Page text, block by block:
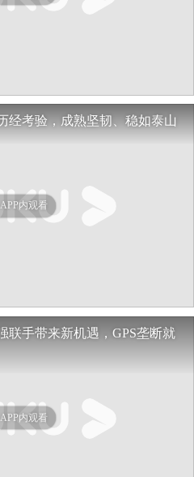
经考验，成熟坚韧、稳如泰山
APP内观看
联手带来新机遇，GPS垄断就
APP内观看